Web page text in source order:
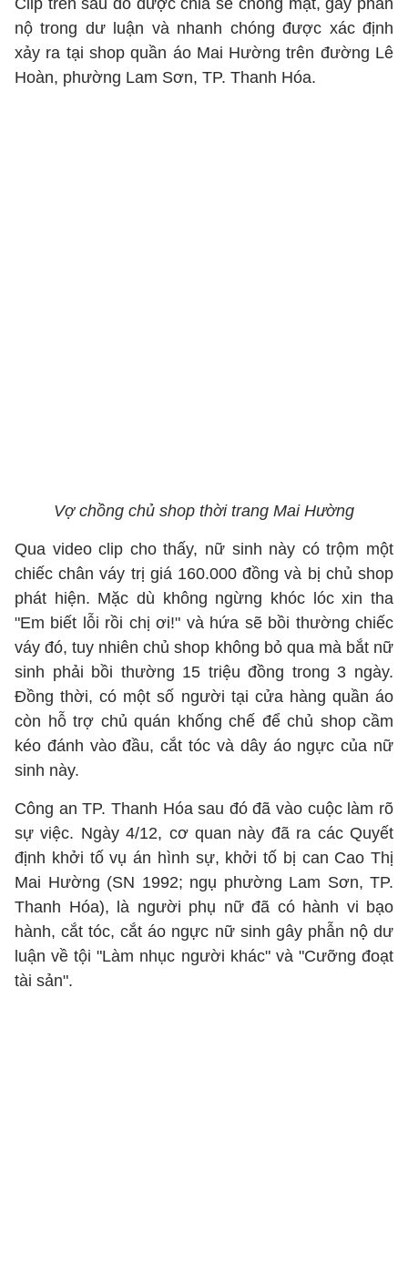
Clip trên sau đó được chia sẻ chóng mặt, gây phẫn
nộ trong dư luận và nhanh chóng được xác định
xảy ra tại shop quần áo Mai Hường trên đường Lê
Hoàn, phường Lam Sơn, TP. Thanh Hóa.
Vợ chồng chủ shop thời trang Mai Hường
Qua video clip cho thấy, nữ sinh này có trộm một
chiếc chân váy trị giá 160.000 đồng và bị chủ shop
phát hiện. Mặc dù không ngừng khóc lóc xin tha
"Em biết lỗi rồi chị ơi!" và hứa sẽ bồi thường chiếc
váy đó, tuy nhiên chủ shop không bỏ qua mà bắt nữ
sinh phải bồi thường 15 triệu đồng trong 3 ngày.
Đồng thời, có một số người tại cửa hàng quần áo
còn hỗ trợ chủ quán khống chế để chủ shop cầm
kéo đánh vào đầu, cắt tóc và dây áo ngực của nữ
sinh này.
Công an TP. Thanh Hóa sau đó đã vào cuộc làm rõ
sự việc. Ngày 4/12, cơ quan này đã ra các Quyết
định khởi tố vụ án hình sự, khởi tố bị can Cao Thị
Mai Hường (SN 1992; ngụ phường Lam Sơn, TP.
Thanh Hóa), là người phụ nữ đã có hành vi bạo
hành, cắt tóc, cắt áo ngực nữ sinh gây phẫn nộ dư
luận về tội "Làm nhục người khác" và "Cưỡng đoạt
tài sản".